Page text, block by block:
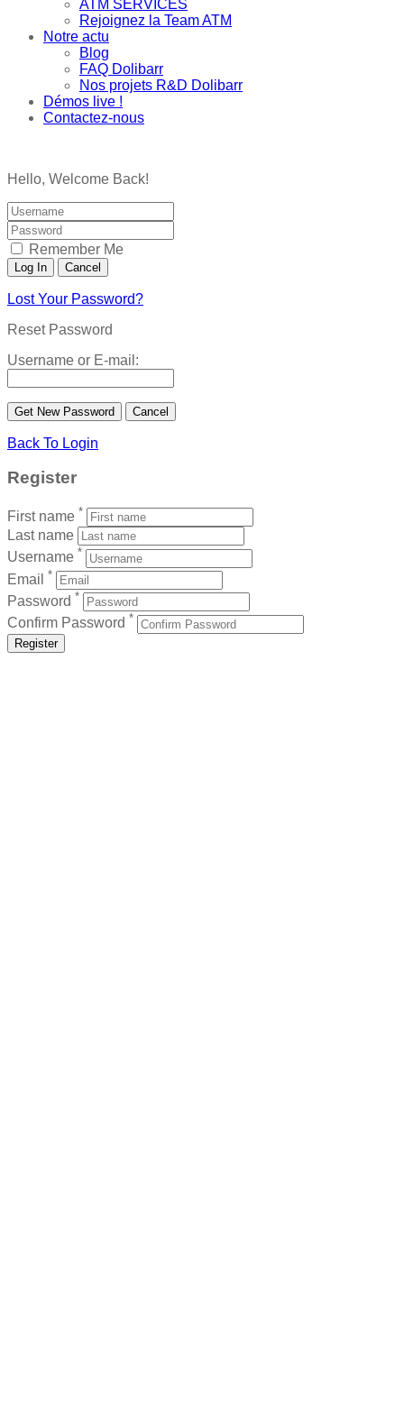
ATM SERVICES
Rejoignez la Team ATM
Notre actu
Blog
FAQ Dolibarr
Nos projets R&D Dolibarr
Démos live !
Contactez-nous
Hello, Welcome Back!
Remember Me
Lost Your Password?
Reset Password
Username or E-mail:
Back To Login
Register
First name *
Last name
Username *
Email *
Password *
Confirm Password *
Register